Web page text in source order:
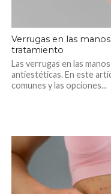
Verrugas en las
tratamiento
Las verrugas en las
antiestéticas. En este
comunes y las opciones...